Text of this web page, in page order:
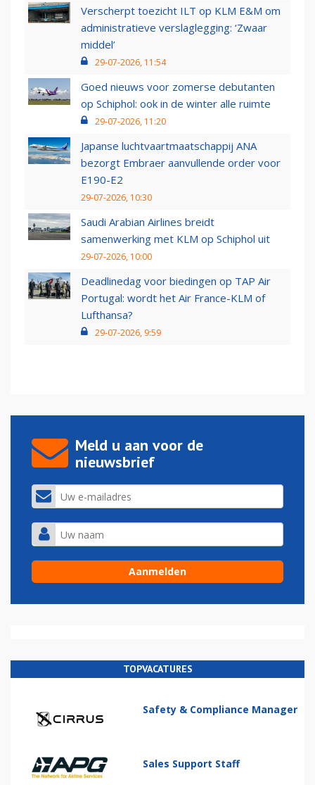
Verscherpt toezicht ILT op KLM E&M om
administratieve verslaglegging: ‘Zwaar
middel’
29-07-2026, 11:54
Goed nieuws voor zomerse debutanten
op Schiphol: ook in de winter alle ruimte
29-07-2026, 11:20
Japanse luchtvaartmaatschappij ANA
bezorgt Embraer aanvullende order voor
E190-E2
29-07-2026, 10:30
Saudi Arabian Airlines breidt
samenwerking met KLM op Schiphol uit
29-07-2026, 10:00
Deadlinedag voor biedingen op TAP Air
Portugal: wordt het Air France-KLM of
Lufthansa?
29-07-2026, 9:59
Meld u aan voor de
nieuwsbrief
TOPVACATURES
Safety & Compliance Manager
Sales Support Staff